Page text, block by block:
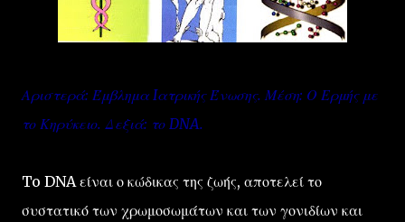
Αριστερά: Έμβλημα Iατρικής Ένωσης. Μέση: Ο Ερμής με
το Κηρύκειο. Δεξιά: το DNA.
To DNA είναι ο κώδικας της ζωής, αποτελεί το
συστατικό των χρωμοσωμάτων και των γονιδίων και